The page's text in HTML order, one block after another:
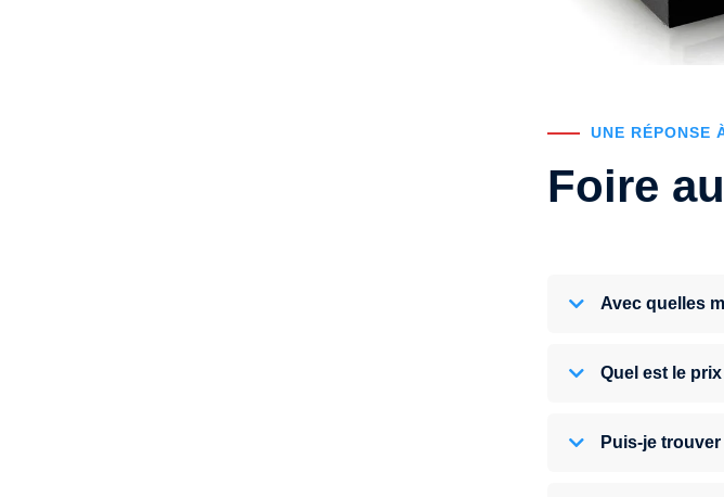
UNE RÉPONSE
Foire
Avec quelles
Quel est le
Puis-je